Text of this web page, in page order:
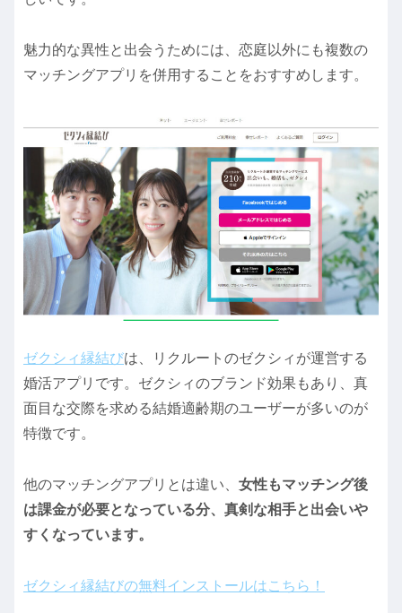
魅力的な異性と出会うためには、恋庭以外にも複数の
マッチングアプリを併用することをおすすめします。
ゼクシィ縁結びは、リクルートのゼクシィが運営する
婚活アプリです。ゼクシィのブランド効果もあり、真
面目な交際を求める結婚適齢期のユーザーが多いのが
特徴です。
他のマッチングアプリとは違い、 女性もマッチング後
は課金が必要となっている分、真剣な相手と出会いや
すくなっています。
ゼクシィ縁結びの無料インストールはこちら！